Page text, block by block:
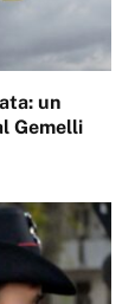
un
Gemelli